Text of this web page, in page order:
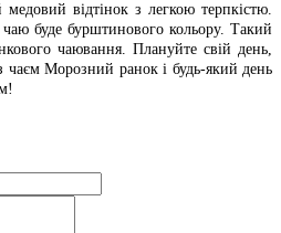
відтінок з легкою терпкістю.
буде бурштинового кольору. Такий
чаювання. Плануйте свій день,
чаєм Морозний ранок і будь-який день